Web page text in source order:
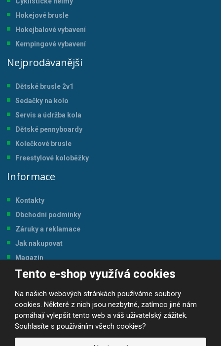
Tento e-shop využívá cookies
Na našich webových stránkách používáme soubory
cookies. Některé z nich jsou nezbytné, zatímco jiné nám
pomáhají vylepšit tento web a váš uživatelský zážitek.
Souhlasíte s používáním všech cookies?
Hokejové brusle
Hokejbalové vybavení
Kempingové vybavení
Nejprodávanější
Dětské brusle 2v1
Sedačky na kolo
Servis a údržba kola
Dětské pennyboardy
Kolečkové brusle
Freestylové koloběžky
Informace
Kontakty
Obchodní podmínky
Záruky a reklamace
Jak nakupovat
Magazín
Tabulka velikostí
© 2026, JP-SPORT.CZ SPORTOVNÍ POTŘEBY
Prohlášení o přístupnosti |Mapa stránek ||GDPR